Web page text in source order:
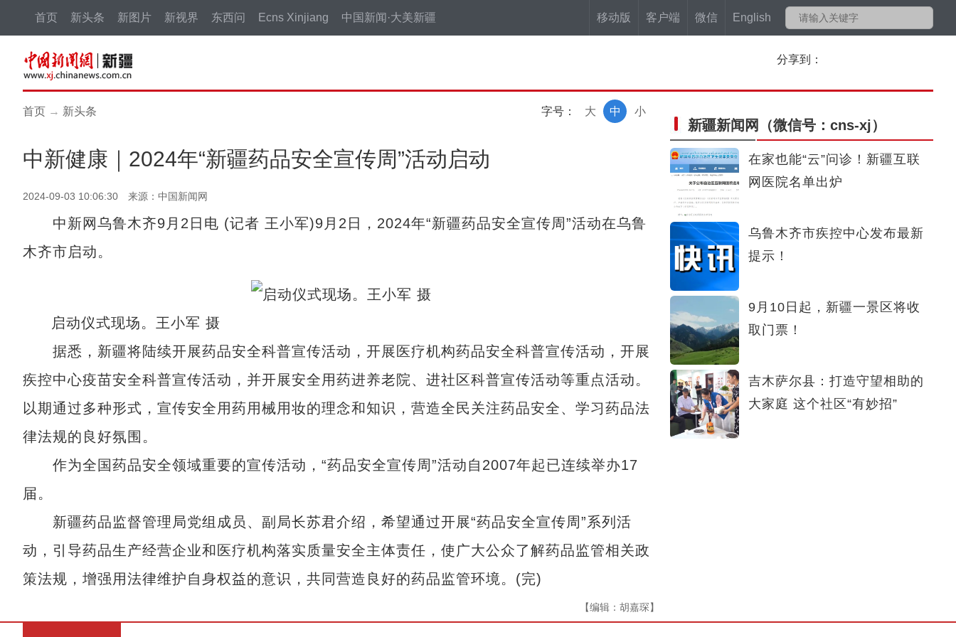
移动版 客户端 微信 English
首页 新头条 新图片 新视界 东西问 Ecns Xinjiang 中国新闻·大美新疆
分享到：
首页 → 新头条 字号： 小
中
大
中新健康｜2024年“新疆药品安全宣传周”活动启动
2024-09-03 10:06:30 来源：中国新闻网
中新网乌鲁木齐9月2日电 (记者 王小军)9月2日，2024年“新疆药品安全宣传周”活动在乌鲁
木齐市启动。
启动仪式现场。王小军 摄
据悉，新疆将陆续开展药品安全科普宣传活动，开展医疗机构药品安全科普宣传活动，开展
疾控中心疫苗安全科普宣传活动，并开展安全用药进养老院、进社区科普宣传活动等重点活动。
以期通过多种形式，宣传安全用药用械用妆的理念和知识，营造全民关注药品安全、学习药品法
律法规的良好氛围。
作为全国药品安全领域重要的宣传活动，“药品安全宣传周”活动自2007年起已连续举办17
届。
新疆药品监督管理局党组成员、副局长苏君介绍，希望通过开展“药品安全宣传周”系列活
动，引导药品生产经营企业和医疗机构落实质量安全主体责任，使广大公众了解药品监管相关政
策法规，增强用法律维护自身权益的意识，共同营造良好的药品监管环境。(完)
【编辑：胡嘉琛】
新疆新闻网 （微信号：cns-xj）
在家也能“云”问诊！新疆互联
网医院名单出炉
乌鲁木齐市疾控中心发布最新
提示！
9月10日起，新疆一景区将收
取门票！
吉木萨尔县：打造守望相助的
大家庭 这个社区“有妙招”